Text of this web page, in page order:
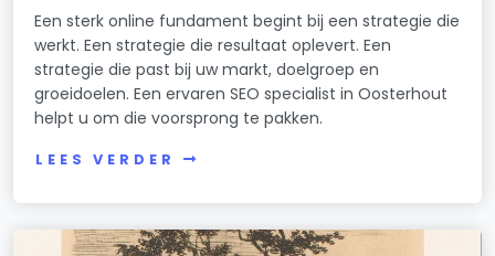
Een sterk online fundament begint bij een strategie die
werkt. Een strategie die resultaat oplevert. Een
strategie die past bij uw markt, doelgroep en
groeidoelen. Een ervaren SEO specialist in Oosterhout
helpt u om die voorsprong te pakken.
LEES VERDER